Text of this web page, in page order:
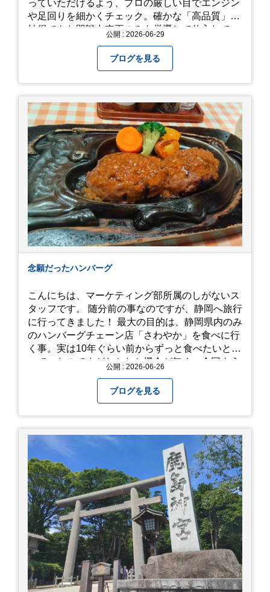
っていただけるよう、プロの厳しい目でエンジン
や足回りを細かくチェック。確かな「高品質」と
納得できた即戦力車両のみを厳選して仕入れてい
公開 : 2026-06-29
ブログを見る
念願だったハンバーグ
こんにちは、マーケティング部所属のしがないス
タッフです。 随分前の事なのですが、静岡へ旅行
に行ってきました！ 最大の目的は、静岡県内のみ
のハンバーグチェーン店「さわやか」を食べに行
く事。実は10年ぐらい前からずっと食べたいと思
っていたのですがなかなか機会が無く、今回よう
って待機する事になったのですが、、10時頃にも
らった整理券で、お店に入れるのは12時過ぎ頃で
した。大人気とは聞いていましたがここまでと
は、、！！ 駅前ショッピングモール内の店舗だっ
たのでお買い物をしつつ待機して遂に入店。ハン
バーグはレアな焼き加減でとってもジューシーで
最高に美味しかったです！！目の前で店員さんが
カットしてくれるのもとっても良かったです。 こ
れは何個でも行けてしまう勢い、、！！！ 皆様も
静岡へ行く予定がありましたら是非とも召し上が
って見てください！予約は行っていないようなの
で、時と場合とタイミングと要相談で
す、、！！！
公開 : 2026-06-26
ブログを見る